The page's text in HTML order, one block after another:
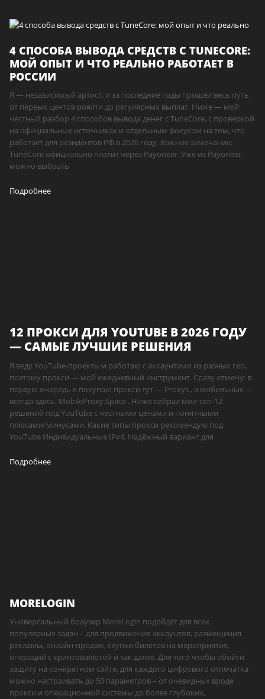
4 СПОСОБА ВЫВОДА СРЕДСТВ С TUNECORE:
МОЙ ОПЫТ И ЧТО РЕАЛЬНО РАБОТАЕТ В
РОССИИ
Я — независимый артист, и за последние годы прошёл весь путь
от первых центов роялти до регулярных выплат. Ниже — мой
честный разбор 4 способов вывода денег с TuneCore, с проверкой
на официальных источниках и отдельным фокусом на том, что
работает для резидентов РФ в 2026 году. Важное замечание:
TuneCore официально платит через Payoneer. Уже из Payoneer
можно выбрать
Подробнее
12 ПРОКСИ ДЛЯ YOUTUBE В 2026 ГОДУ
— САМЫЕ ЛУЧШИЕ РЕШЕНИЯ
Я веду YouTube-проекты и работаю с аккаунтами из разных гео,
поэтому прокси — мой ежедневный инструмент. Сразу отмечу: в
первую очередь я покупаю прокси тут — Proxys , а мобильные —
всегда здесь: MobileProxy.Space . Ниже собрал мои топ-12
решений под YouTube с честными ценами и понятными
плюсами/минусами. Какие типы прокси рекомендую под
YouTube Индивидуальные IPv4. Надёжный вариант для
Подробнее
MORELOGIN
Универсальный браузер MoreLogin подойдёт для всех
популярных задач – для продвижения аккаунтов, размещения
рекламы, онлайн-продаж, скупки билетов на мероприятия,
операций с криптовалютой и так далее. Для того чтобы обойти
защиту на конкретном сайте, для каждого цифрового отпечатка
можно настраивать до 50 параметров – от очевидных вроде
прокси и операционной системы до более глубоких,